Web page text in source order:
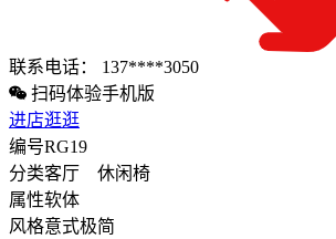
联系电话：
137****3050
扫码体验手机版
进店逛逛
编号RG19
分类客厅 休闲椅
属性软体
风格意式极简